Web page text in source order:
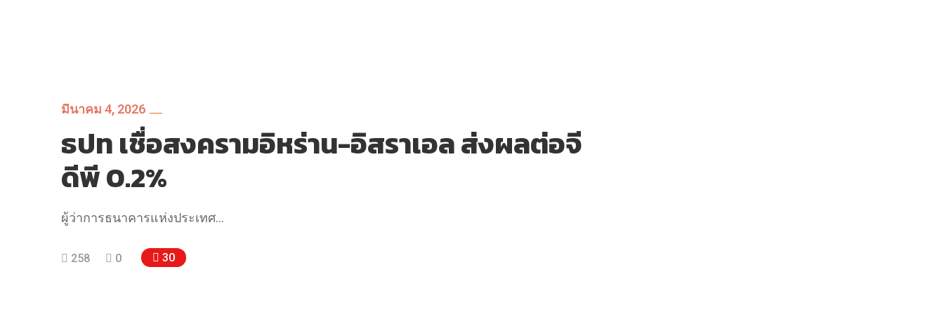
มีนาคม 4, 2026
ธปท เชื่อสงครามอิหร่าน-อิสราเอล ส่งผลต่อจี
ดีพี 0.2%
ผู้ว่าการธนาคารแห่งประเทศ…
258 0 30